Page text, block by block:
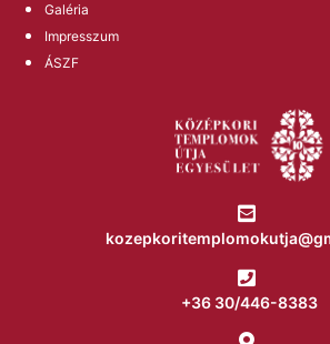
Galéria
Impresszum
ÁSZF
+36 30/446-8383